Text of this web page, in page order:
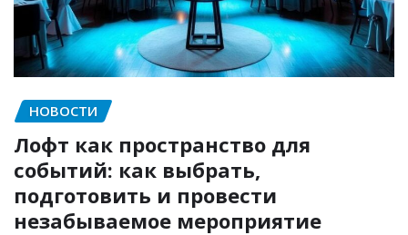
НОВОСТИ
Лофт как пространство для
событий: как выбрать,
подготовить и провести
незабываемое мероприятие